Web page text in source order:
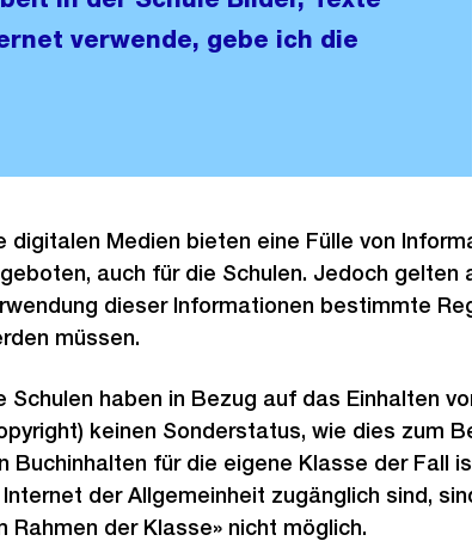
verwende, gebe ich die
digitalen Medien bieten eine Fülle von
auch für die Schulen. Jedoch gelten
dieser Informationen bestimmte
müssen.
Schulen haben in Bezug auf das Einhalten
keinen Sonderstatus, wie dies zum
Buchinhalten für die eigene Klasse der Fall
Internet der Allgemeinheit zugänglich sind,
Rahmen der Klasse» nicht möglich.